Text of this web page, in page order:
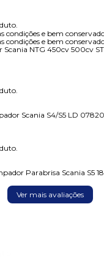
condições e bem
condições e bem
NTG 450cv 500cv
Scania S4/S5 LD 07820
Parabrisa Scania S5
Ver mais avaliações